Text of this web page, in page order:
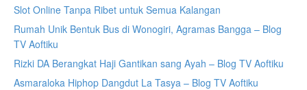
Slot Online Tanpa Ribet untuk Semua Kalangan
Rumah Unik Bentuk Bus di Wonogiri, Agramas Bangga – Blog
TV Aoftiku
Rizki DA Berangkat Haji Gantikan sang Ayah – Blog TV Aoftiku
Asmaraloka Hiphop Dangdut La Tasya – Blog TV Aoftiku